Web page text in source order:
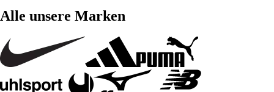
Alle unsere Marken